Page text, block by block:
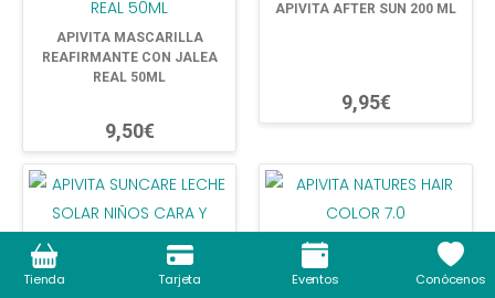
APIVITA MASCARILLA
REAFIRMANTE CON JALEA
REAL 50ML
9,50€
APIVITA AFTER SUN 200 ML
9,95€
APIVITA SUNCARE LECHE
SOLAR NIÑOS CARA Y
APIVITA NATURES HAIR
Tienda Tarjeta Eventos Conócenos